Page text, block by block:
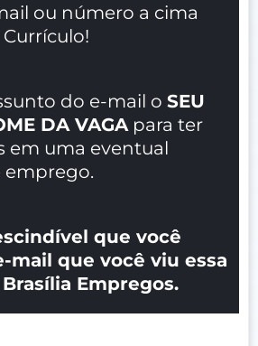
ou número a cima
do e-mail o SEU
DA VAGA para ter
em uma eventual
emprego.
que você
mail que você viu essa
Empregos.